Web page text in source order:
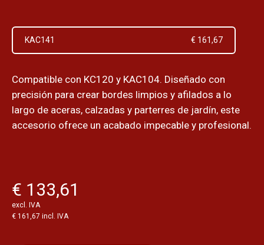
KAC141 € 161,67
Compatible con KC120 y KAC104. Diseñado con
precisión para crear bordes limpios y afilados a lo
largo de aceras, calzadas y parterres de jardín, este
accesorio ofrece un acabado impecable y profesional.
€ 133,61
excl. IVA
€ 161,67 incl. IVA